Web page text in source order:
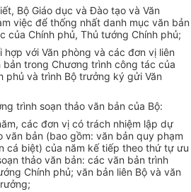
Bộ Giáo dục và Đào tạo và Văn
việc để thống nhất danh mục văn bản
của Chính phủ, Thủ tướng Chính phủ;
với Văn phòng và các đơn vị liên
trong Chương trình công tác của
phủ và trình Bộ trưởng ký gửi Văn
trình soạn thảo văn bản của Bộ:
các đơn vị có trách nhiệm lập dự
văn bản (bao gồm: văn bản quy phạm
cá biệt) của năm kế tiếp theo thứ tự ưu
thảo văn bản: các văn bản trình
Chính phủ; văn bản liên Bộ và văn